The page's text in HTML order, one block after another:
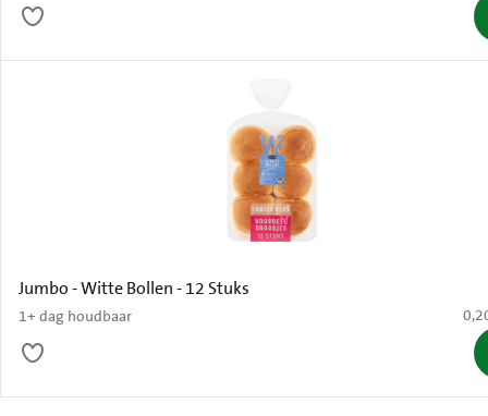
Jumbo - Witte Bollen - 12 Stuks
1+ dag houdbaar €